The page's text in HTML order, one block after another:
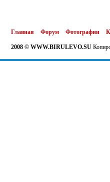
Главная Форум Фотографии
2008 © WWW.BIRULEVO.SU